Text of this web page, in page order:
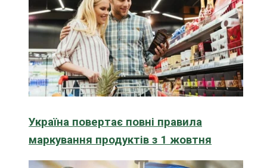
Україна повертає повні правила
маркування продуктів з 1 жовтня